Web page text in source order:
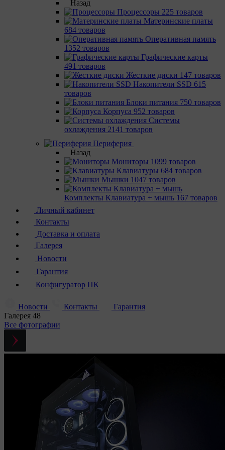
Назад
Процессоры 225 товаров
Материнcкие платы
684 товаров
Оперативная память
1352 товаров
Графические карты
491 товаров
Жесткие диски 147 товаров
Накопители SSD 615
товаров
Блоки питания 750 товаров
Корпуса 952 товаров
Системы
охлаждения 2141 товаров
Периферия
Назад
Мониторы 1099 товаров
Клавиатуры 684 товаров
Мышки 1047 товаров
Комплекты Клавиатура + мышь 167 товаров
Личный кабинет
Контакты
Доставка и оплата
Галерея
Новости
Гарантия
Конфигуратор ПК
Новости Контакты
Гарантия
Галерея 48
Все фотографии